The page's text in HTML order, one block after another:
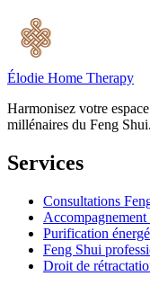
Élodie Home Therapy
Harmonisez votre
millénaires du Feng Shui.
Services
Consultations
Purification
Feng Shui
Droit de